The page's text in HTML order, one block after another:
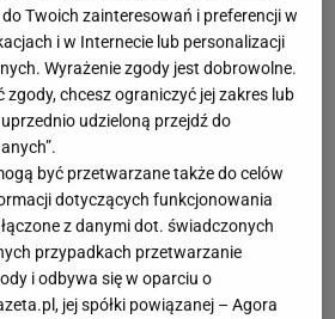
Twoich zainteresowań i preferencji w
i w Internecie lub personalizacji
Wyrażenie zgody jest dobrowolne.
zgody, chcesz ograniczyć jej zakres lub
udzieloną przejdź do
być przetwarzane także do celów
dotyczących funkcjonowania
z danymi dot. świadczonych
przypadkach przetwarzanie
i odbywa się w oparciu o
jej spółki powiązanej – Agora